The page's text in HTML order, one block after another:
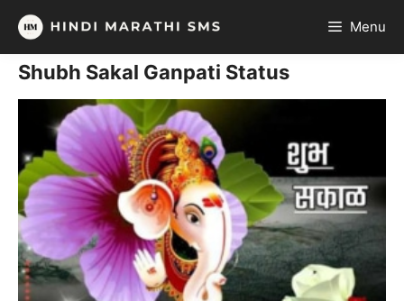
Skip
content
Menu
Shubh Sakal Ganpati Status